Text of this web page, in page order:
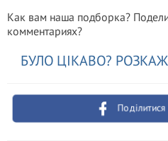
Как вам наша подборка?
комментариях?
БУЛО ЦІКАВО?